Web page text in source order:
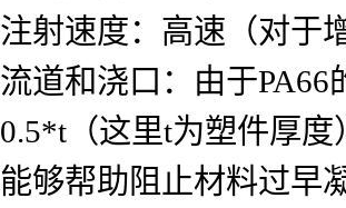
注射速度：高速（对于
流道和浇口：由于
0.5*t（这里t为塑件厚
能够帮助阻止材料过早